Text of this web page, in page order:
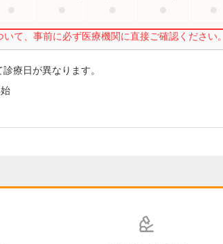
て、事前に必ず医療機関に直接ご確認ください。
療日が異なります。